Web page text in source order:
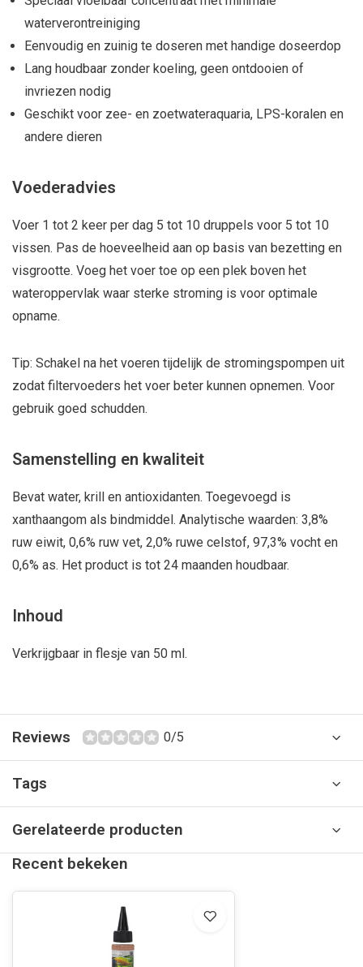
waterverontreiniging
Eenvoudig en zuinig te doseren met handige doseerdop
Lang houdbaar zonder koeling, geen ontdooien of
invriezen nodig
Geschikt voor zee- en zoetwateraquaria, LPS-koralen en
andere dieren
Voederadvies
Voer 1 tot 2 keer per dag 5 tot 10 druppels voor 5 tot 10
vissen. Pas de hoeveelheid aan op basis van bezetting en
visgrootte. Voeg het voer toe op een plek boven het
wateroppervlak waar sterke stroming is voor optimale
opname.
Tip: Schakel na het voeren tijdelijk de stromingspompen uit
zodat filtervoeders het voer beter kunnen opnemen. Voor
gebruik goed schudden.
Samenstelling en kwaliteit
Bevat water, krill en antioxidanten. Toegevoegd is
xanthaangom als bindmiddel. Analytische waarden: 3,8%
ruw eiwit, 0,6% ruw vet, 2,0% ruwe celstof, 97,3% vocht en
0,6% as. Het product is tot 24 maanden houdbaar.
Inhoud
Verkrijgbaar in flesje van 50 ml.
Reviews 0/5
Tags
Gerelateerde producten
Recent bekeken